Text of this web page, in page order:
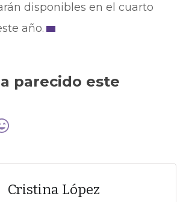
disponibles en el cuarto
año.
parecido este
Cristina López